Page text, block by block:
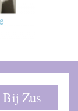
Bij Zus